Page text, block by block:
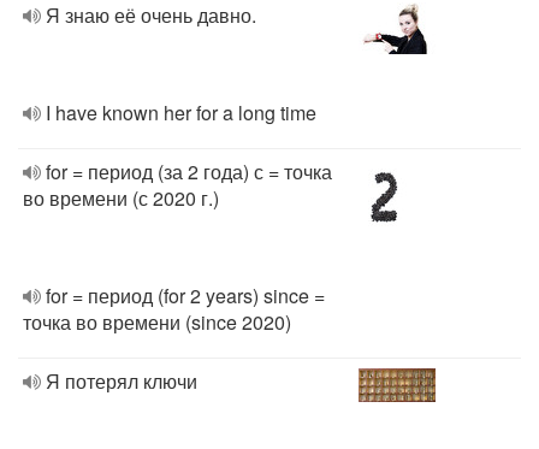
Я знаю её очень давно.
I have known her for a long time
for = период (за 2 года) с = точка
во времени (с 2020 г.)
for = период (for 2 years) since =
точка во времени (since 2020)
Я потерял ключи